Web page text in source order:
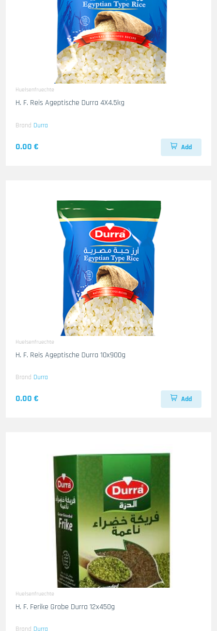
Huelsenfruechte
H. F. Reis Ageptische Durra 4X4.5kg
Brand Durra
0.00 € Add
Huelsenfruechte
H. F. Reis Ageptische Durra 10x900g
Brand Durra
0.00 € Add
Huelsenfruechte
H. F. Ferike Grobe Durra 12x450g
Brand Durra